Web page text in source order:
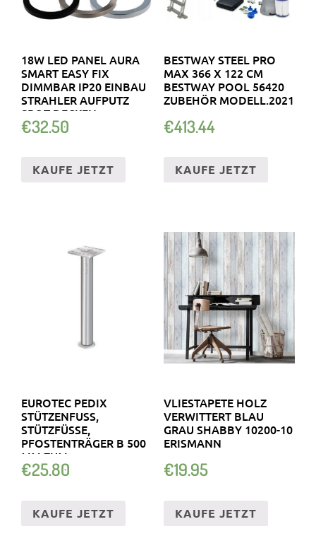
18W LED PANEL AURA
SMART EASY FIX
DIMMBAR IP20 EINBAU
STRAHLER AUFPUTZ
SPOT DECKEN…
€32.50
KAUFE JETZT
BESTWAY STEEL PRO
MAX 366 X 122 CM
BESTWAY POOL 56420
ZUBEHÖR MODELL.2021
€413.44
KAUFE JETZT
EUROTEC PEDIX
STÜTZENFUSS, S
TÜTZFÜSSE, PF
OSTENTRÄGER B 500 MM
ZUM EI
NBETONIEREN
€25.80
KAUFE JETZT
VLIESTAPETE HOLZ
VERWITTERT BLAU
GRAU SHABBY 10200-10
ERISMANN
€19.95
KAUFE JETZT